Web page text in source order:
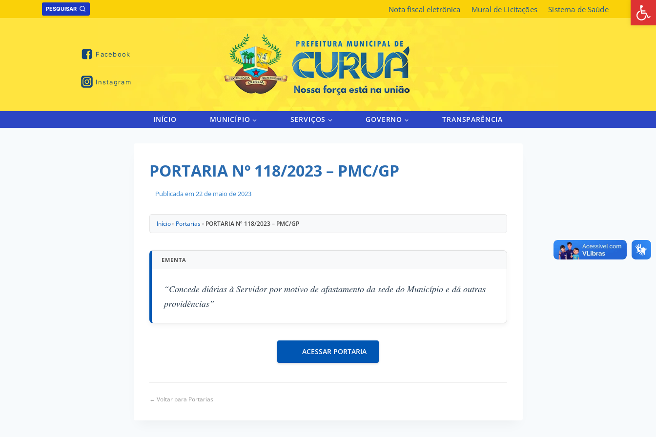
to
PESQUISAR Nota fiscal eletrônica Mural de Licitações Sistema de Saúde
Facebook
Instagram
INÍCIO MUNICÍPIO SERVIÇOS GOVERNO TRANSPARÊNCIA
PORTARIA Nº 118/2023 – PMC/GP
Publicada em 22 de maio de 2023
Início » Portarias » PORTARIA Nº 118/2023 – PMC/GP
EMENTA
“Concede diárias à Servidor por motivo de afastamento da sede do Município e dá outras
providências”
ACESSAR PORTARIA
← Voltar para Portarias